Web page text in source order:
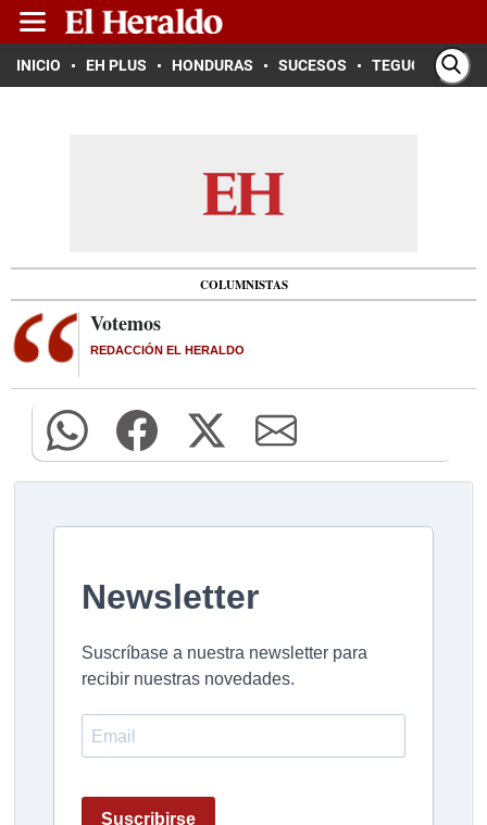
INICIO EH PLUS HONDURAS SUCESOS TEGUCIGALPA
COLUMNISTAS
Votemos
REDACCIÓN EL HERALDO